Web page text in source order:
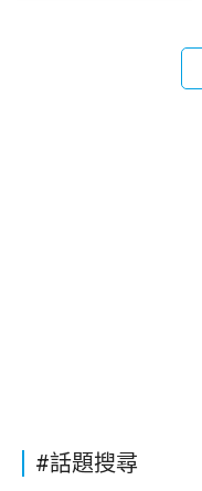
#話題搜尋